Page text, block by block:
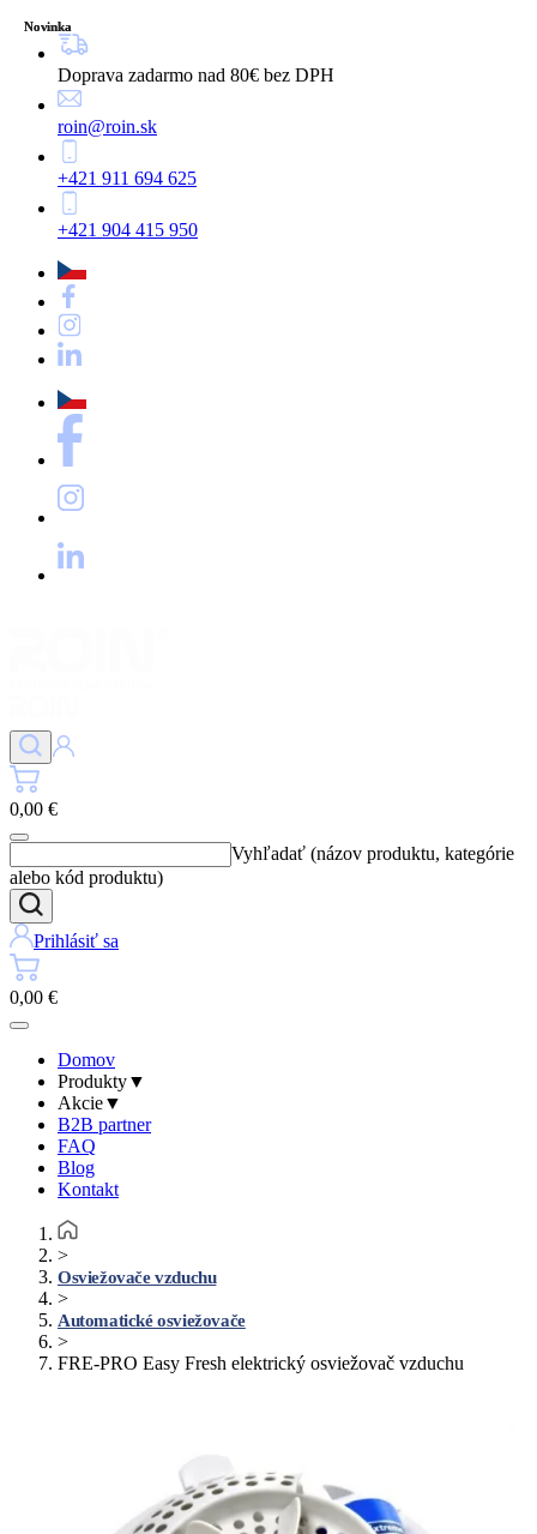
Doprava zadarmo nad 80€ bez DPH
roin@roin.sk
+421 911 694 625
+421 904 415 950
0,00 €
Vyhľadať (názov produktu, kategórie
alebo kód produktu)
Prihlásiť sa
0,00 €
Domov
Produkty▼
Akcie▼
B2B partner
FAQ
Blog
Kontakt
>
Osviežovače vzduchu
>
Automatické osviežovače
>
FRE-PRO Easy Fresh elektrický osviežovač vzduchu
Novinka
Novinka